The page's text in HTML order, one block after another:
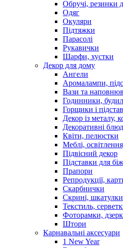
Обручі, резинки
Одяг
Окуляри
Підтяжки
Парасолі
Рукавички
Шарфи, хустки
Декор для дому
Ангели
Аромалампи,
Вази та
Годинники,
Горщики і
Декор із металу,
Декоративні
Квіти, пелюстки
Меблі,
Підвісний декор
Підставки для
Прапори
Репродукції,
Скарбнички
Скрині, шкатулки
Текстиль,
Фоторамки,
Штори
Карнавальні аксесуари
1 New Year